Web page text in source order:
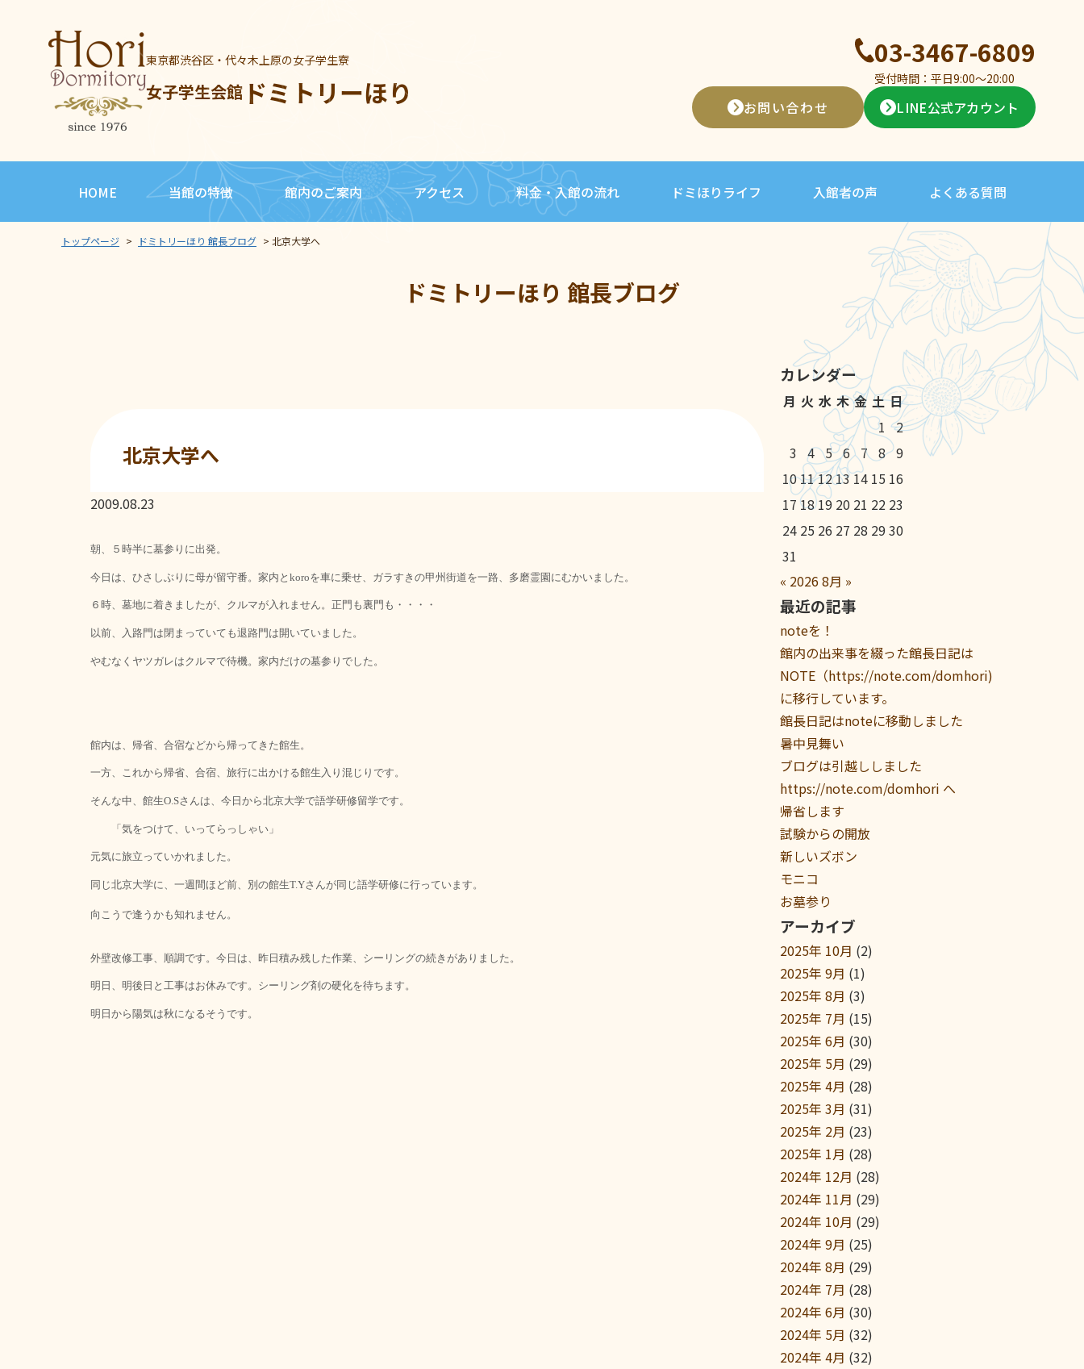
東京都渋谷区・代々木上原の女子学生寮
女子学生会館 ドミトリーほり
03-3467-6809
受付時間：平日9:00〜20:00
お問い合わせ LINE公式アカウント
HOME 当館の特徴 館内のご案内 アクセス 料金・入館の流れ ドミほりライフ 入館者の声 よくある質問
トップページ > ドミトリーほり 館長ブログ > 北京大学へ
ドミトリーほり 館長ブログ
北京大学へ
2009.08.23
朝、５時半に墓参りに出発。
今日は、ひさしぶりに母が留守番。家内と koroを車に乗せ、ガラすきの甲州街道を一路、多磨霊園にむかいました。
６時、墓地に着きましたが、クルマが入れません。正門も裏門も・・・・
以前、入路門は閉まっていても退路門は開いていました。
やむなくヤツガレはクルマで待機。家内だけの墓参りでした。
館内は、帰省、合宿などから帰ってきた館生。
一方、これから帰省、合宿、旅行に出かける館生入り混じりです。
そんな中、館生O.Sさんは、今日から北京大学で語学研修留学です。
「気をつけて、いってらっしゃい」
元気に旅立っていかれました。
同じ北京大学に、一週間ほど前、別の館生T.Yさんが同じ語学研修に行っています。
向こうで逢うかも知れません。
外壁改修工事、順調です。今日は、昨日積み残した作業、シーリングの続きがありました。
明日、明後日と工事はお休みです。シーリング剤の硬化を待ちます。
明日から陽気は秋になるそうです。
カレンダー
月 火 水 木 金 土 日
1
2
3 4 5 6 7 8 9
1011121314 15 16
17 18 19 20 21 22 23
24 25 26 27 28 2930
31
« 20268月 »
最近の記事
noteを！
館内の出来事を綴った館長日記は
NOTE（https://note.com/domhori)
に移行しています。
館長日記はnoteに移動しました
暑中見舞い
ブログは引越ししました
https://note.com/domhori へ
帰省します
試験からの開放
新しいズボン
モニコ
お墓参り
アーカイブ
2025年 10月 (2)
2025年 9月 (1)
2025年 8月 (3)
2025年 7月 (15)
2025年 6月 (30)
2025年 5月 (29)
2025年 4月 (28)
2025年 3月 (31)
2025年 2月 (23)
2025年 1月 (28)
2024年 12月 (28)
2024年 11月 (29)
2024年 10月 (29)
2024年 9月 (25)
2024年 8月 (29)
2024年 7月 (28)
2024年 6月 (30)
2024年 5月 (32)
2024年 4月 (32)